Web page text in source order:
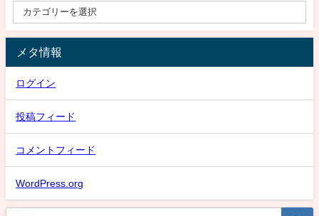
メタ情報
ログイン
投稿フィード
コメントフィード
WordPress.org